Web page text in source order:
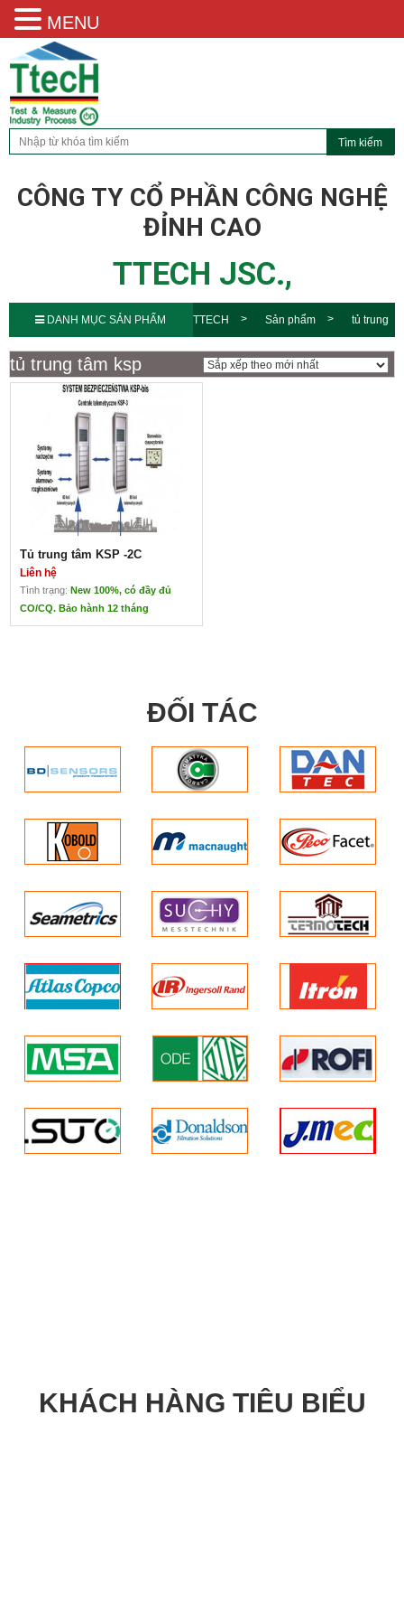
CÔNG TY CỔ PHẦN CÔNG NGHỆ
ĐỈNH CAO
TTECH JSC.,
DANH MỤC SẢN PHẨM TTECH Sản phẩm tủ trung
tâm ksp
tủ trung tâm ksp
Tủ trung tâm KSP -2C
Liên hệ
Tình trạng: New 100%, có đầy đủ
CO/CQ. Bảo hành 12 tháng
Ứng dụng: Hiển thị các thông số đo
từ các đầu cảm biến SC/CO; SC/H2;
Cho phép đo các thông số về an
những thông số khác ).
phù hợp với các khả nãng của các
đầu đo đang được sử dụng;
đo tại hiện trường ;
ĐỐI TÁC
KHÁCH HÀNG TIÊU BIỂU
MENU